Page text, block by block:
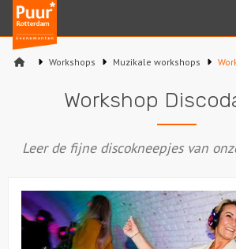
Puur*
Rotterdam
bedrijfsuitjes
Arrangementen
Varen
Sport en spel
Workshops
Workshops Muzikale workshops
Workshop
Leer de fijne discokneepjes van